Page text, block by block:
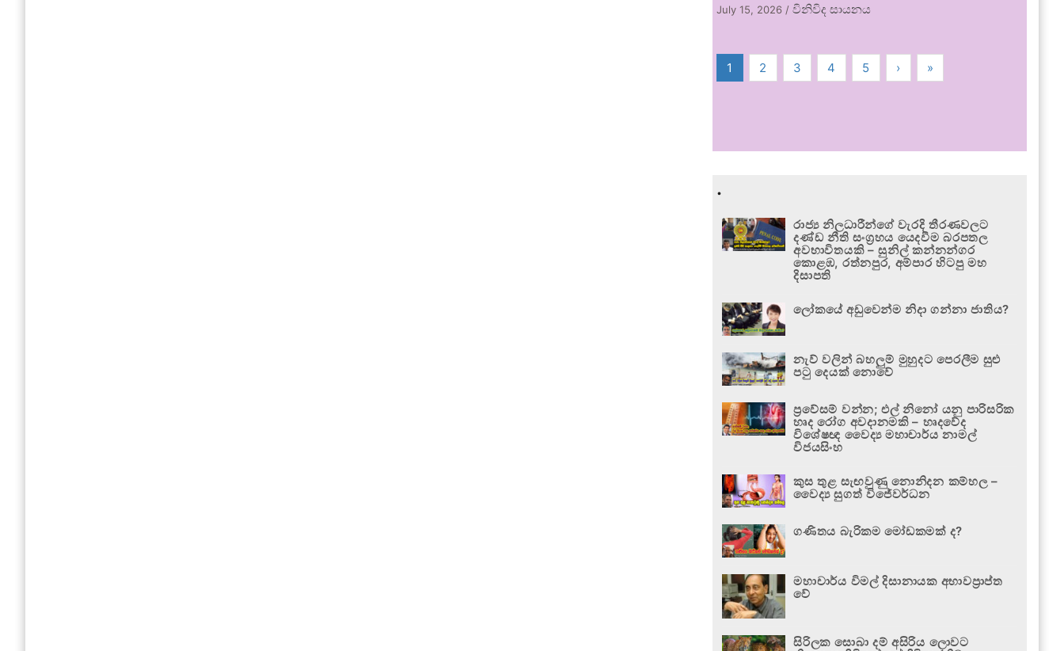
July 15, 2026 /විනිවිද සායනය
1 2 3 4 5 › »
.
රාජ්‍ය නිලධාරීන්ගේ වැරදි තීරණවලට
දණ්ඩ නීති සංග්‍රහය යෙදවීම බරපතල
අවභාවිතයකි – සුනිල් කන්නන්ගර
කොළඹ, රත්නපුර, අම්පාර හිටපු මහ
දිසාපති
ලෝකයේ අඩුවෙන්ම නිදා ගන්නා ජාතිය?
නැව් වලින් බහලුම් මුහුදට පෙරලීම සුළු
පටු දෙයක් නොවේ
ප්‍රවේසම් වන්න; එල් නිනෝ යනු පාරිසරික
හෘද රෝග අවදානමකි – හෘදවේද
විශේෂඥ වෛද්‍ය මහාචාර්ය නාමල්
විජයසිංහ
කුස තුළ සැඟවුණු නොනිදන කම්හල –
වෛද්‍ය සුගත් විජේවර්ධන
ගණිතය බැරිකම මෝඩකමක් ද?
මහාචාර්ය විමල් දිසානායක අභාවප්‍රාප්ත
වේ
සිරිලක සොබා දම් අසිරිය ලොවට